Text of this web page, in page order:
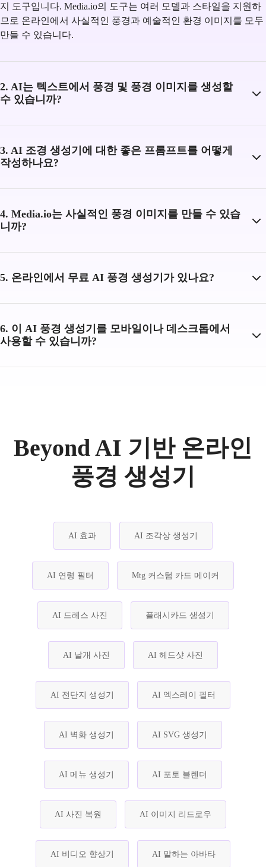
지 도구입니다. Media.io의 도구는 여러 모델과 스타일을 지원하
므로 온라인에서 사실적인 풍경과 예술적인 환경 이미지를 모두
만들 수 있습니다.
2. AI는 텍스트에서 풍경 및 풍경 이미지를 생성할
수 있습니까?
3. AI 조경 생성기에 대한 좋은 프롬프트를 어떻게
작성하나요?
4. Media.io는 사실적인 풍경 이미지를 만들 수 있습
니까?
5. 온라인에서 무료 AI 풍경 생성기가 있나요?
6. 이 AI 풍경 생성기를 모바일이나 데스크톱에서
사용할 수 있습니까?
Beyond AI 기반 온라인
풍경 생성기
AI 효과 AI 조각상 생성기
AI 연령 필터 Mtg 커스텀 카드 메이커
AI 드레스 사진 플래시카드 생성기
AI 날개 사진 AI 헤드샷 사진
AI 전단지 생성기 AI 엑스레이 필터
AI 벽화 생성기 AI SVG 생성기
AI 메뉴 생성기 AI 포토 블렌더
AI 사진 복원 AI 이미지 리드로우
AI 비디오 향상기 AI 말하는 아바타